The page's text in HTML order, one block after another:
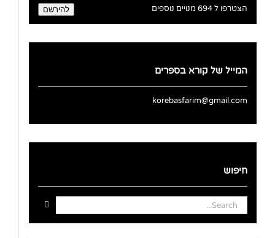
אלקטרוני
להירשם הצטרפו ל 694 מנויים נוספים
המייל של קורא בספרים
korebasfarim@gmail.com
חיפוש
Search
for: